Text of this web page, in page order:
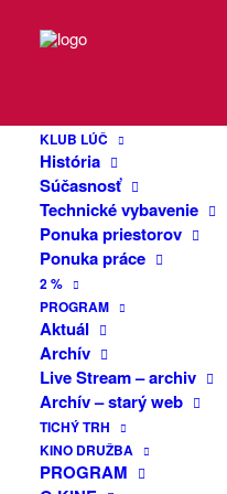
KLUB LÚČ
História
Súčasnosť
Technické vybavenie
Ponuka priestorov
Ponuka práce
2 %
PROGRAM
Aktuál
Archív
Live Stream – archiv
Archív – starý web
TICHÝ TRH
KINO DRUŽBA
PROGRAM
poézie
Tradičné čítanie z
Mierovom námestí
Divadlom